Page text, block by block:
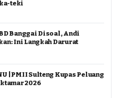
teki
Banggai Disoal, Andi
Ini Langkah Darurat
| PMII Sulteng Kupas Peluang
2026